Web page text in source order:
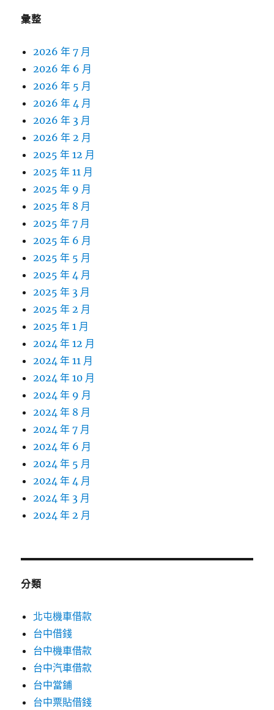
彙整
2026 年 7 月
2026 年 6 月
2026 年 5 月
2026 年 4 月
2026 年 3 月
2026 年 2 月
2025 年 12 月
2025 年 11 月
2025 年 9 月
2025 年 8 月
2025 年 7 月
2025 年 6 月
2025 年 5 月
2025 年 4 月
2025 年 3 月
2025 年 2 月
2025 年 1 月
2024 年 12 月
2024 年 11 月
2024 年 10 月
2024 年 9 月
2024 年 8 月
2024 年 7 月
2024 年 6 月
2024 年 5 月
2024 年 4 月
2024 年 3 月
2024 年 2 月
分類
北屯機車借款
台中借錢
台中機車借款
台中汽車借款
台中當鋪
台中票貼借錢